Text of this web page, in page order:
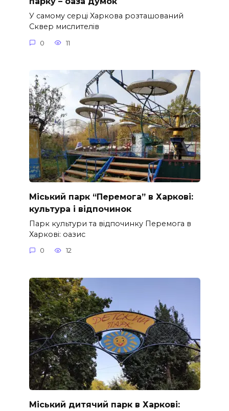
У самому серці Харкова розташований
Сквер мислителів
0 11
Міський парк “Перемога” в Харкові:
культура і відпочинок
Парк культури та відпочинку Перемога в
Харкові: оазис
0 12
Міський дитячий парк в Харкові: